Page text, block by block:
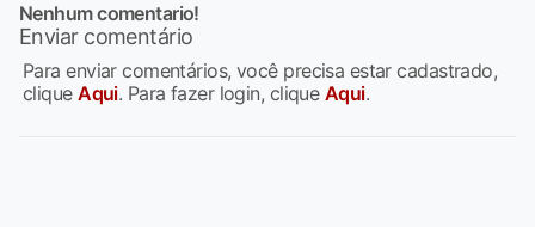
Nenhum comentario!
Enviar comentário
Para enviar comentários, você precisa estar cadastrado,
cliqueAqui. Para fazer login, clique Aqui.